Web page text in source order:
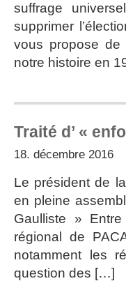
suffrage
supprimer
vous propose
notre histoire en
Traité d’ «
18. décembre 2016
Le président de
en pleine
Gaulliste »
régional de
notamment les
question des […]